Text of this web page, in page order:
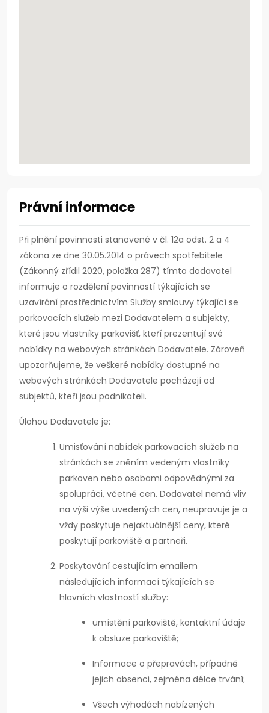
Právní informace
Při plnění povinnosti stanovené v čl. 12a odst. 2 a 4
zákona ze dne 30.05.2014 o právech spotřebitele
(Zákonný zřídil 2020, položka 287) tímto dodavatel
informuje o rozdělení povinností týkajících se
uzavírání prostřednictvím Služby smlouvy týkající se
parkovacích služeb mezi Dodavatelem a subjekty,
které jsou vlastníky parkovišť, kteří prezentují své
nabídky na webových stránkách Dodavatele. Zároveň
upozorňujeme, že veškeré nabídky dostupné na
webových stránkách Dodavatele pocházejí od
subjektů, kteří jsou podnikateli.
Úlohou Dodavatele je:
Umisťování nabídek parkovacích služeb na
stránkách se zněním vedeným vlastníky
parkoven nebo osobami odpovědnými za
spolupráci, včetně cen. Dodavatel nemá vliv
na výši výše uvedených cen, neupravuje je a
vždy poskytuje nejaktuálnější ceny, které
poskytují parkoviště a partneři.
Poskytování cestujícím emailem
následujících informací týkajících se
hlavních vlastností služby:
umístění parkoviště, kontaktní údaje
k obsluze parkoviště;
Informace o přepravách, případně
jejich absenci, zejména délce trvání;
Všech výhodách nabízených